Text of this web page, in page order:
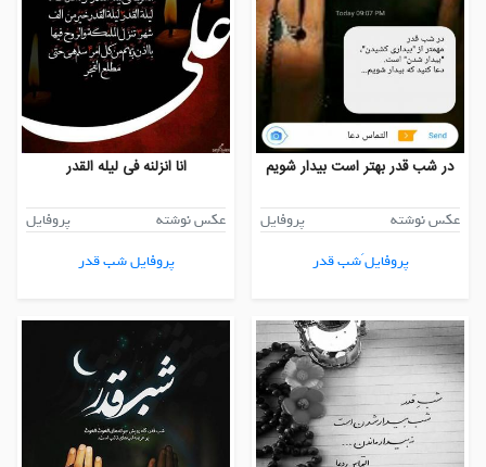
در شب قدر بهتر است بیدار شویم
عکس نوشته
پروفایل
پروفایل َشب قدر
انا انزلنه فی لیله القدر
عکس نوشته
پروفایل
پروفایل شب قدر